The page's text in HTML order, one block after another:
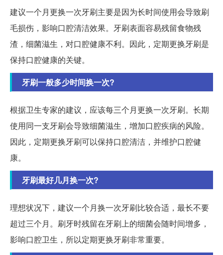
建议一个月更换一次牙刷主要是因为长时间使用会导致刷
毛损伤，影响口腔清洁效果。牙刷表面容易残留食物残
渣，细菌滋生，对口腔健康不利。因此，定期更换牙刷是
保持口腔健康的关键。
牙刷一般多少时间换一次?
根据卫生专家的建议，应该每三个月更换一次牙刷。长期
使用同一支牙刷会导致细菌滋生，增加口腔疾病的风险。
因此，定期更换牙刷可以保持口腔清洁，并维护口腔健
康。
牙刷最好几月换一次?
理想状况下，建议一个月换一次牙刷比较合适，最长不要
超过三个月。刷牙时残留在牙刷上的细菌会随时间增多，
影响口腔卫生，所以定期更换牙刷非常重要。